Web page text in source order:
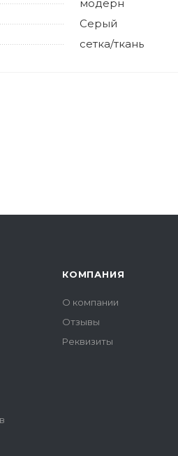
модерн
Серый
сетка/ткань
КОМПАНИЯ
О компании
Отзывы
Реквизиты